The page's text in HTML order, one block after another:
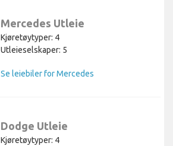
Mercedes Utleie
Kjøretøytyper: 4
Utleieselskaper: 5
Se leiebiler for Mercedes
Dodge Utleie
Kjøretøytyper: 4